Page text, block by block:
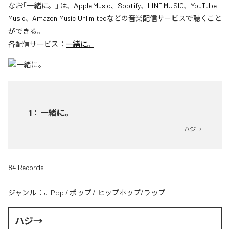
なお「一緒に。 」は、 Apple Music、 Spotify、 LINE MUSIC、 YouTube
Music、 Amazon Music Unlimitedなどの音楽配信サービスで聴くこと
ができる。
各配信サービス： 一緒に。
1 ： 一緒に。
ハジ→
84 Records
ジャンル： J-Pop / ポップ / ヒップホップ/ラップ
ハジ→